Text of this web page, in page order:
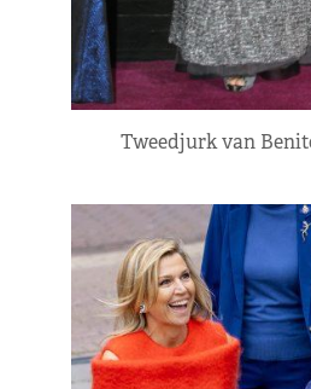
Tweedjurk van